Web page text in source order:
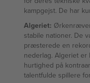
kampgejst. De har
Algeriet:
stabile nationer. De
præsterede en
nederlag. Algeriet
hurtighed på
talentfulde spillere